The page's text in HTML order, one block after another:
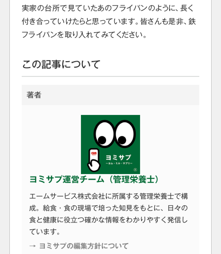
実家の台所で見ていたあのフライパンのように、長く
付き合っていけたらと思っています。皆さんも是非、鉄
フライパンを取り入れてみてください。
この記事について
著者
ヨミサプ運営チーム（管理栄養士）
エームサービス株式会社に所属する管理栄養士で構
成。給食・食の現場で培った知見をもとに、日々の
食と健康に役立つ確かな情報をわかりやすく発信し
ています。
→ ヨミサプの編集方針について